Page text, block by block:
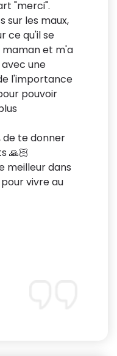
"merci".
sur les maux,
ce qu'il se
et m'a
une
l'importance
pouvoir
de te donner
🙏🏻
meilleur dans
vivre au